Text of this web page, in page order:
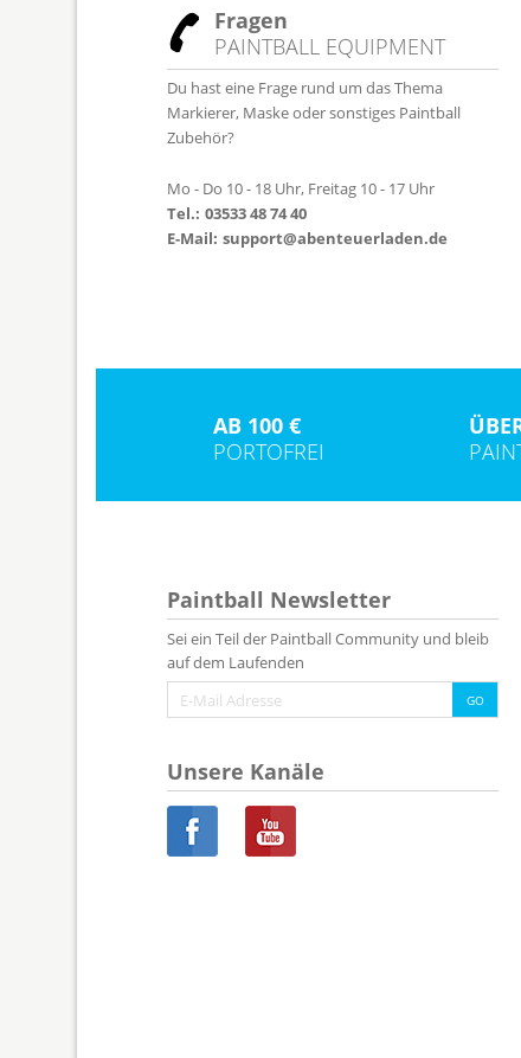
Fragen
PAINTBALL EQUIPMENT
Du hast eine Frage rund um das Thema
Markierer, Maske oder sonstiges Paintball
Zubehör?
Mo - Do 10 - 18 Uhr, Freitag 10 - 17 Uhr
Tel.: 03533 48 74 40
E-Mail: support@abenteuerladen.de
AB 100 €
PORTOFREI
Paintball Newsletter
Sei ein Teil der Paintball Community und bleib
auf dem Laufenden
Unsere Kanäle